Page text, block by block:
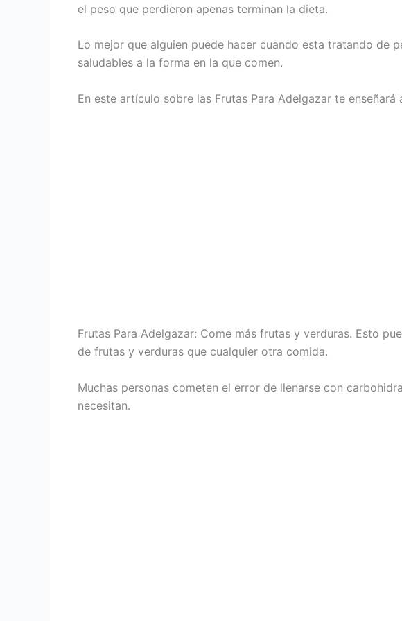
el peso que perdieron apenas terminan la dieta.
Lo mejor que alguien puede hacer cuando esta tratando de
saludables a la forma en la que comen.
En este artículo sobre las Frutas Para Adelgazar te
Frutas Para Adelgazar: Come más frutas y verduras. Esto
de frutas y verduras que cualquier otra comida.
Muchas personas cometen el error de llenarse con
necesitan.